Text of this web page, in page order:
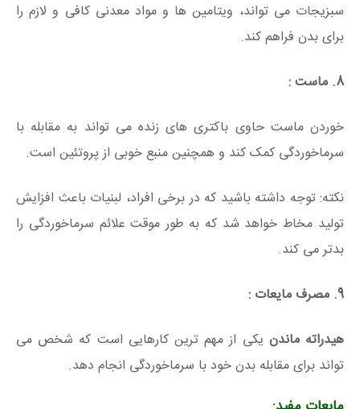
سبزیجات می تواند، ویتامین ها و مواد معدنی کافی و لازم را
برای بدن فراهم کند.
8. ماست :
خوردن ماست حاوی باکتری های زنده می تواند به مقابله با
سرماخوردگی کمک کند و همچنین منبع خوبی از پروتئین است.
نکته: توجه داشته باشید که در برخی افراد، لبنیات باعث افزایش
تولید مخاط خواهد شد که به طور موقت علائم سرماخوردگی را
بدتر می کند.
9. مصرف مایعات :
هیدراته ماندن یکی از مهم ترین کارهایی است که شخص می
تواند برای مقابله بدن خود با سرماخوردگی انجام دهد.